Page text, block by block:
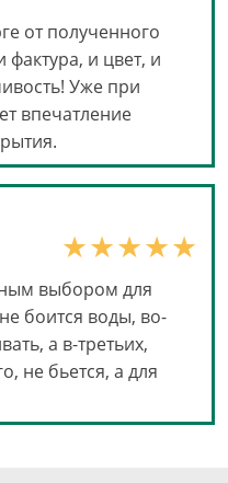
от полученного
фактура, и цвет, и
Уже при
впечатление
выбором для
боится воды, во-
а в-третьих,
не бьется, а для